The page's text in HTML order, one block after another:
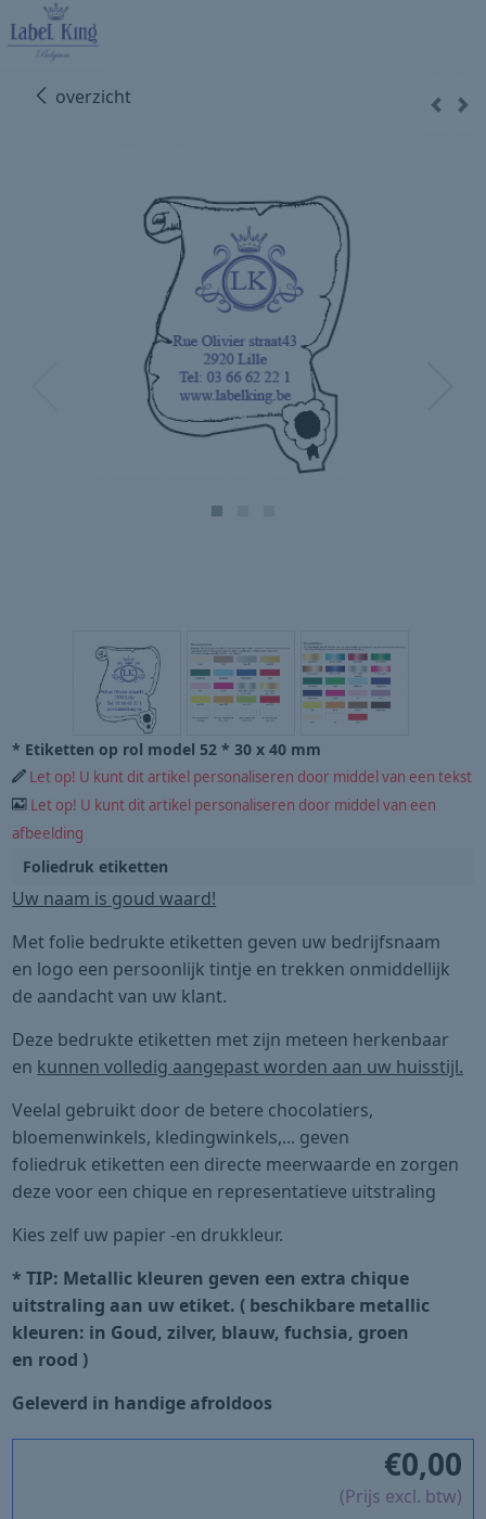
overzicht
* Etiketten op rol model 52 * 30 x 40 mm
Let op! U kunt dit artikel personaliseren door middel van een tekst
Let op! U kunt dit artikel personaliseren door middel van een
afbeelding
Foliedruk etiketten
Uw naam is goud waard!
Met folie bedrukte etiketten geven uw bedrijfsnaam
en logo een persoonlijk tintje en trekken onmiddellijk
de aandacht van uw klant.
Deze bedrukte etiketten met zijn meteen herkenbaar
en kunnen volledig aangepast worden aan uw huisstijl.
Veelal gebruikt door de betere chocolatiers,
bloemenwinkels, kledingwinkels,... geven
foliedruk etiketten een directe meerwaarde en zorgen
deze voor een chique en representatieve uitstraling
Kies zelf uw papier -en drukkleur.
* TIP: Metallic kleuren geven een extra chique
uitstraling aan uw etiket. ( beschikbare metallic
kleuren: in Goud, zilver, blauw, fuchsia, groen
en rood )
Geleverd in handige afroldoos
€0,00
(Prijs excl. btw)